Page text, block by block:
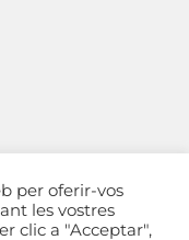
(Barcelona)
per oferir-vos
les vostres
clic a "Acceptar",